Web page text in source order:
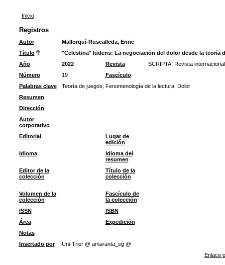
Inicio
Registros
Autor
Mallorquí-Ruscalleda, Enric
Título
"Celestina" ludens: La negociación del dolor desde la teoría
Año
2022 Revista
SCRIPTA, Revista
Número
19
Fascículo
Palabras clave
Teoría de juegos; Fenomenología de la lectura; Dolor
Resumen
Dirección
Autor
corporativo
Editorial
Lugar de
edición
Idioma
Idioma del
resumen
Editor de la
colección
Título de la
colección
Volumen de la
colección
Fascículo de
la colección
ISSN
ISBN
Área
Expedición
Notas
Insertado por
Uni-Trier @ amaranta_sg @
Enlace